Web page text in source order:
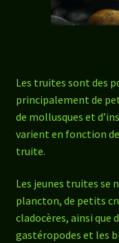
Les truites sont des
principalement de
de mollusques et
varient en fonction
truite.
Les jeunes truites se
plancton, de petits
cladocères, ainsi que
gastéropodes et les